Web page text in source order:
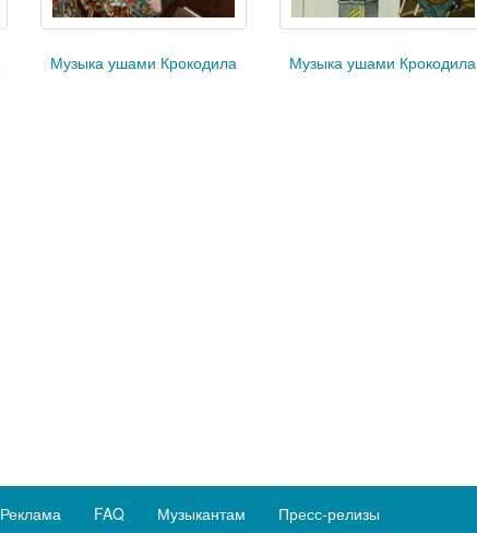
Музыка ушами Крокодила Музыка ушами Крокодила
Реклама FAQ Музыкантам Пресс-релизы